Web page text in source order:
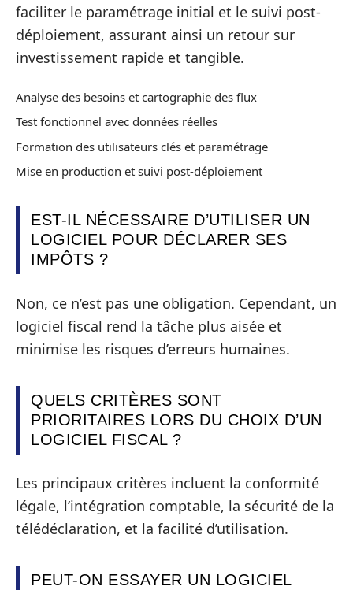
faciliter le paramétrage initial et le suivi post-
déploiement, assurant ainsi un retour sur
investissement rapide et tangible.
Analyse des besoins et cartographie des flux
Test fonctionnel avec données réelles
Formation des utilisateurs clés et paramétrage
Mise en production et suivi post-déploiement
EST-IL NÉCESSAIRE D’UTILISER UN
LOGICIEL POUR DÉCLARER SES
IMPÔTS ?
Non, ce n’est pas une obligation. Cependant, un
logiciel fiscal rend la tâche plus aisée et
minimise les risques d’erreurs humaines.
QUELS CRITÈRES SONT
PRIORITAIRES LORS DU CHOIX D’UN
LOGICIEL FISCAL ?
Les principaux critères incluent la conformité
légale, l’intégration comptable, la sécurité de la
télédéclaration, et la facilité d’utilisation.
PEUT-ON ESSAYER UN LOGICIEL